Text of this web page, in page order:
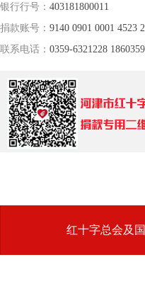
银行行号： 403181800011
捐款账号： 9140 0901 0001 4523
联系电话： 0359-6321228
红十字总会及